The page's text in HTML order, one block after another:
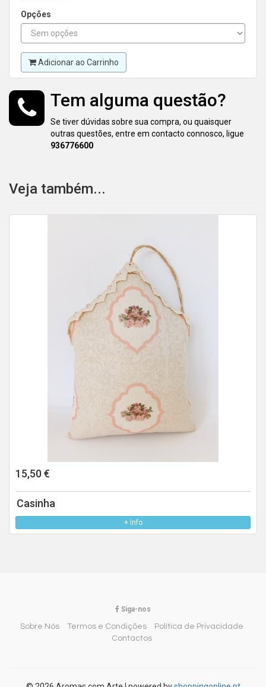
Opções
Adicionar ao Carrinho
Tem alguma questão?
Se tiver dúvidas sobre sua compra, ou quaisquer
outras questões, entre em contacto connosco, ligue
936776600
Veja também...
15,50 €
Casinha
+ Info
Siga-nos
Sobre Nós Termos e Condições
Política de Privacidade
Contactos